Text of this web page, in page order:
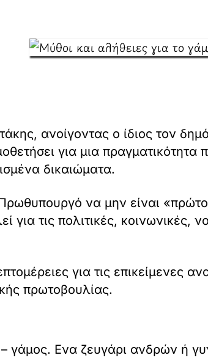
ανοίγοντας ο ίδιος τον
για μια πραγματικότητα
δικαιώματα.
να μην είναι
τις πολιτικές, κοινωνικές,
για τις επικείμενες
πρωτοβουλίας.
– γάμος. Ενα ζευγάρι ανδρών ή